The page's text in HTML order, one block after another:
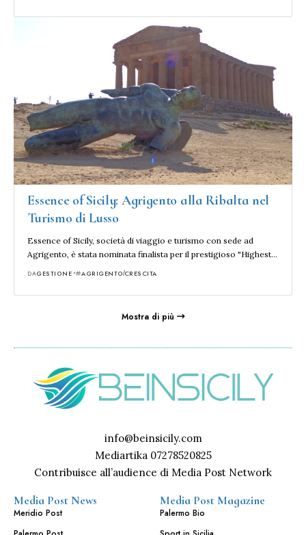
Essence of Sicily: Agrigento alla Ribalta nel
Turismo di Lusso
Essence of Sicily, società di viaggio e turismo con sede ad
Agrigento, è stata nominata finalista per il prestigioso "Highest…
DAGESTIONE AGRIGENTOCRESCITA
Mostra di più
info@beinsicily.com
Mediartika 07278520825
Contribuisce all’audience di Media Post Network
Media Post News
Meridio Post
Media Post Magazine
Palermo Bio